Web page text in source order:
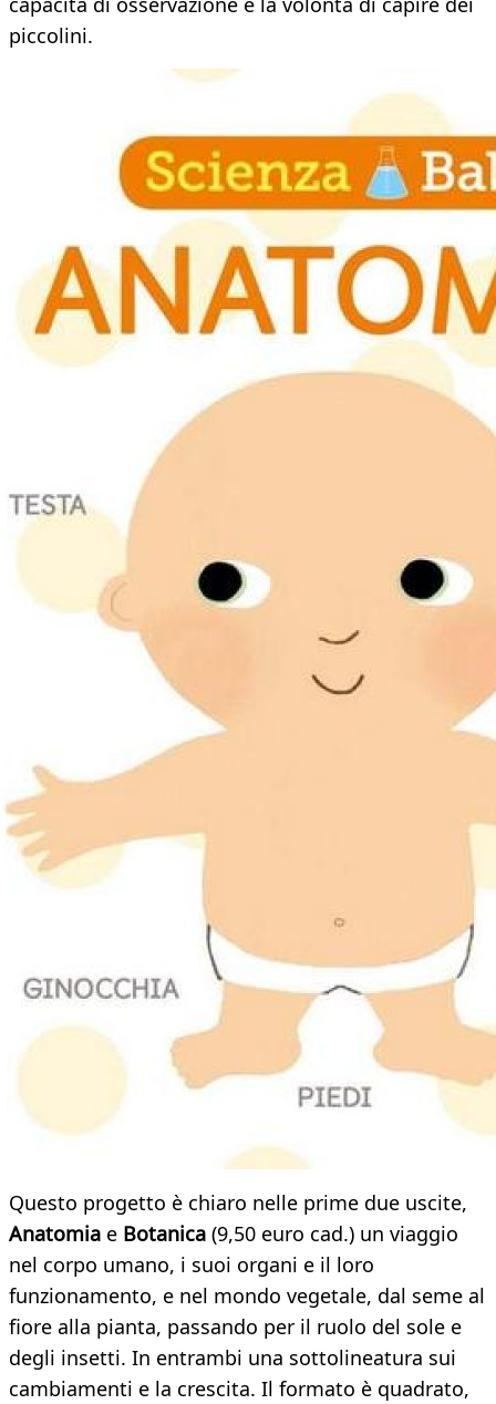
piccolini.
Questo progetto è chiaro nelle prime due uscite,
Anatomia e Botanica (9,50 euro cad.) un viaggio
nel corpo umano, i suoi organi e il loro
funzionamento, e nel mondo vegetale, dal seme al
fiore alla pianta, passando per il ruolo del sole e
degli insetti. In entrambi una sottolineatura sui
cambiamenti e la crescita. Il formato è quadrato,